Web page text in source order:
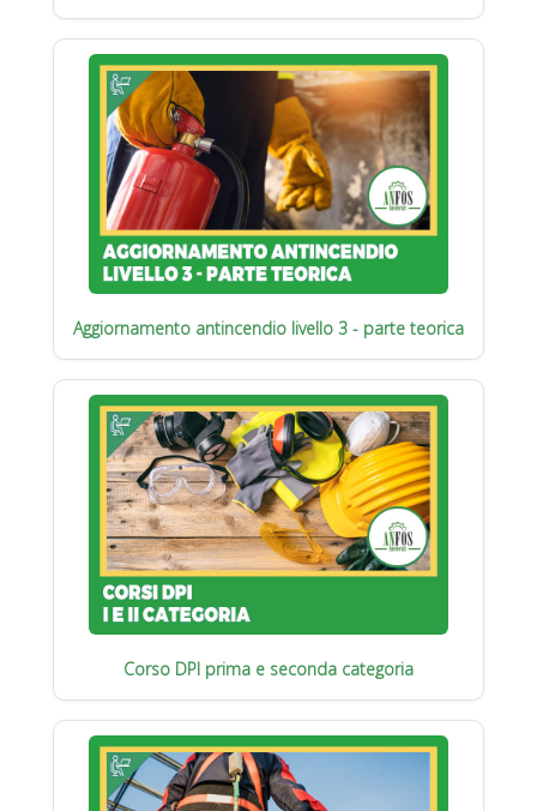
Aggiornamento antincendio livello 3 - parte teorica
Corso DPI prima e seconda categoria